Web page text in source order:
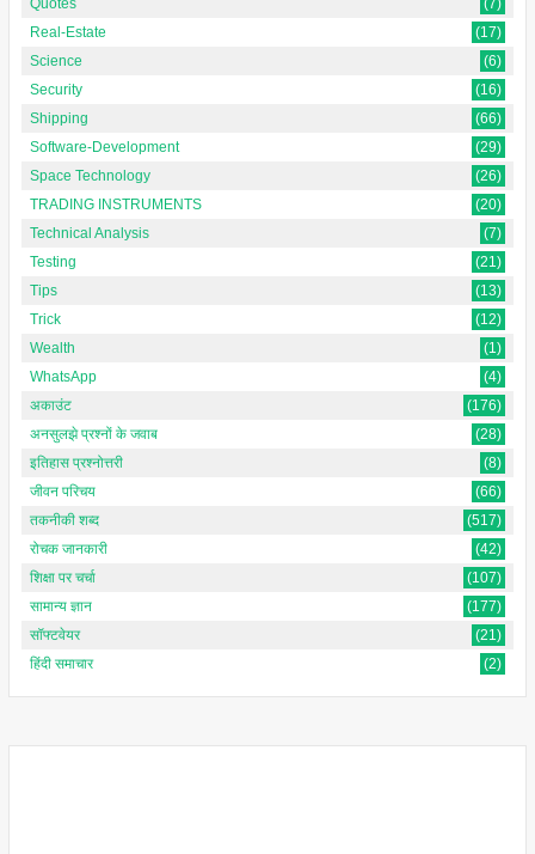
Real-Estate
(17)
Science
(6)
Security
(16)
Shipping
(66)
Software-Development
(29)
Space Technology
(26)
TRADING INSTRUMENTS
(20)
Technical Analysis
(7)
Testing
(21)
Tips
(13)
Trick
(12)
Wealth
(1)
WhatsApp
(4)
अकाउंट
(176)
अनसुलझे प्रश्नों के जवाब
(28)
इतिहास प्रश्नोत्तरी
(8)
जीवन परिचय
(66)
तकनीकी शब्द
(517)
रोचक जानकारी
(42)
शिक्षा पर चर्चा
(107)
सामान्य ज्ञान
(177)
सॉफ्टवेयर
(21)
हिंदी समाचार
(2)